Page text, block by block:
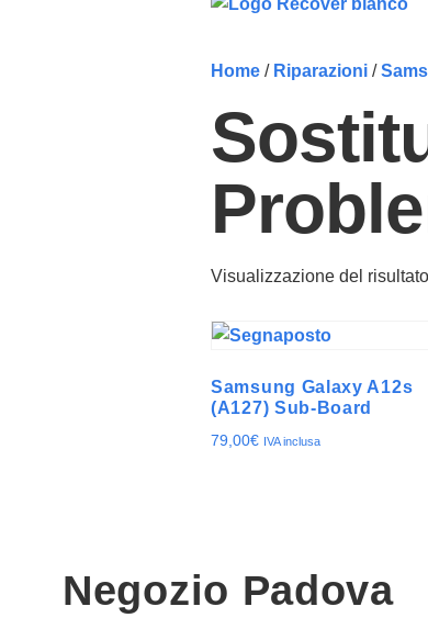
Home / Riparazioni /
Visualizzazione del risultato
Samsung Galaxy A12s
(A127) Sub-Board
79,00€ IVA inclusa
Negozio Padova